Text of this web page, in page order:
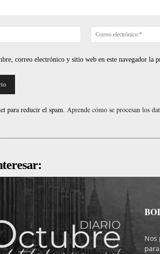
Nombre:*
correo electrónico y sitio web en este navegador la
para reducir el spam. Aprende cómo se procesan los
Nos